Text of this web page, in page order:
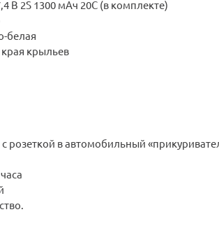
В 2S 1300 мАч 20C (в комплекте)
белая
крыльев
розеткой в автомобильный